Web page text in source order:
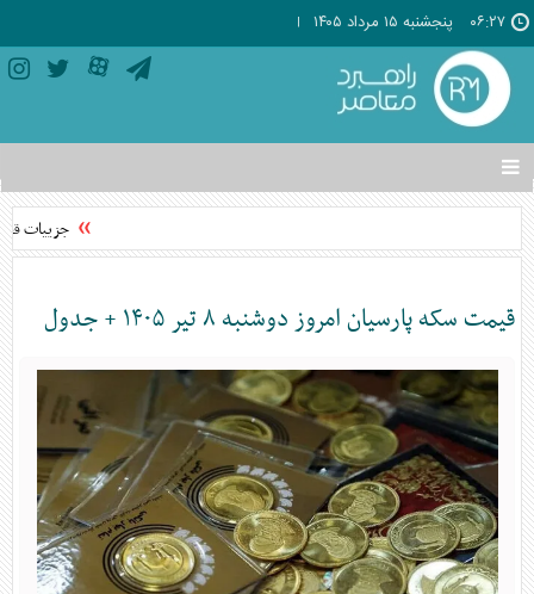
۰۶:۲۷ پنجشنبه ۱۵ مرداد ۱۴۰۵
تغییر
وضعیت
منوی
ها
جزییات
قیمت سکه پارسیان امروز دوشنبه ۸ تیر ۱۴۰۵ + جدول